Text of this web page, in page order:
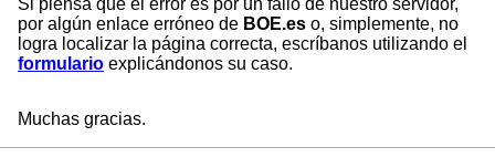
Si piensa que el error es por un fallo de nuestro servidor,
por algún enlace erróneo de BOE.es o, simplemente, no
logra localizar la página correcta, escríbanos utilizando el
formulario explicándonos su caso.
Muchas gracias.